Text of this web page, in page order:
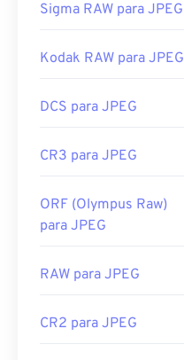
Sigma RAW para JPEG
Kodak RAW para JPEG
DCS para JPEG
CR3 para JPEG
ORF (Olympus Raw)
para JPEG
RAW para JPEG
CR2 para JPEG